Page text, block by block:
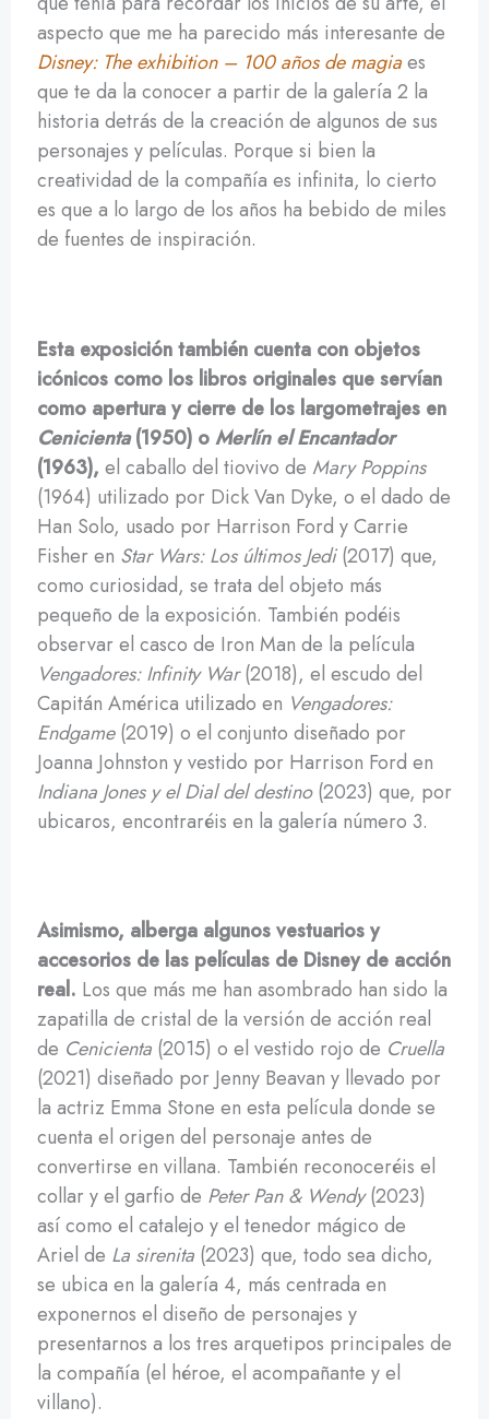
aspecto que me ha parecido más interesante de
Disney: The exhibition – 100 años de magiaes
que te da la conocer a partir de la galería 2 la
historia detrás de la creación de algunos de sus
personajes y películas. Porque si bien la
creatividad de la compañía es infinita, lo cierto
es que a lo largo de los años ha bebido de miles
de fuentes de inspiración.
Esta exposición también cuenta con objetos
icónicos como los libros originales que servían
como apertura y cierre de los largometrajes en
Cenicienta(1950) oMerlín el Encantador
(1963), el caballo del tiovivo de Mary Poppins
(1964) utilizado por Dick Van Dyke, o el dado de
Han Solo, usado por Harrison Ford y Carrie
Fisher en Star Wars: Los últimos Jedi(2017) que,
como curiosidad, se trata del objeto más
pequeño de la exposición. También podéis
observar el casco de Iron Man de la película
Vengadores: Infinity War(2018), el escudo del
Capitán América utilizado en Vengadores:
Endgame(2019) o el conjunto diseñado por
Joanna Johnston y vestido por Harrison Ford en
Indiana Jones y el Dial del destino(2023) que, por
ubicaros, encontraréis en la galería número 3.
Asimismo, alberga algunos vestuarios y
accesorios de las películas de Disney de acción
real. Los que más me han asombrado han sido la
zapatilla de cristal de la versión de acción real
de Cenicienta (2015) o el vestido rojo de Cruella
(2021) diseñado por Jenny Beavan y llevado por
la actriz Emma Stone en esta película donde se
cuenta el origen del personaje antes de
convertirse en villana. También reconoceréis el
collar y el garfio de Peter Pan & Wendy(2023)
así como el catalejo y el tenedor mágico de
Ariel de La sirenita(2023) que, todo sea dicho,
se ubica en la galería 4, más centrada en
exponernos el diseño de personajes y
presentarnos a los tres arquetipos principales de
la compañía (el héroe, el acompañante y el
villano).